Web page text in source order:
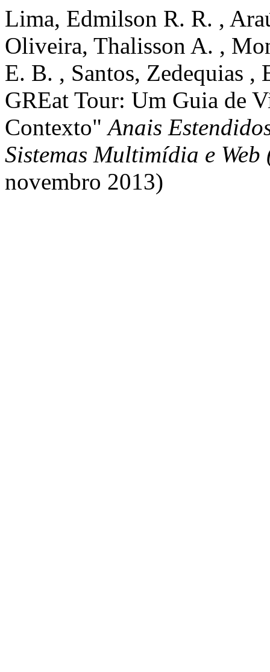
Lima, Edmilson R. R. ,
Oliveira, Thalisson A. ,
E. B. , Santos, Zedequias ,
GREat Tour: Um Guia de
Contexto"Anais
Sistemas Multimídia e Web
novembro 2013)